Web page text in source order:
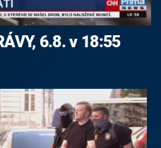
6.8. v 18:55